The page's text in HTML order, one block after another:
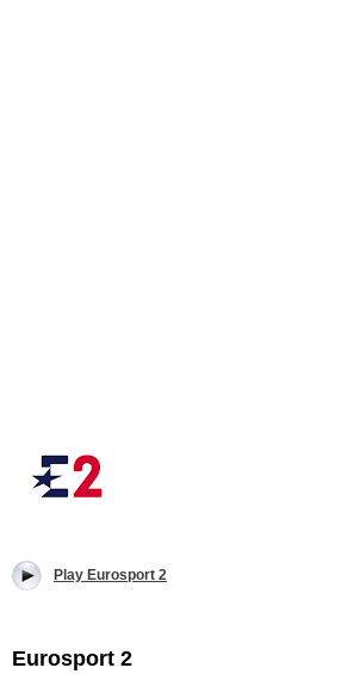
Play Eurosport 2
Eurosport 2